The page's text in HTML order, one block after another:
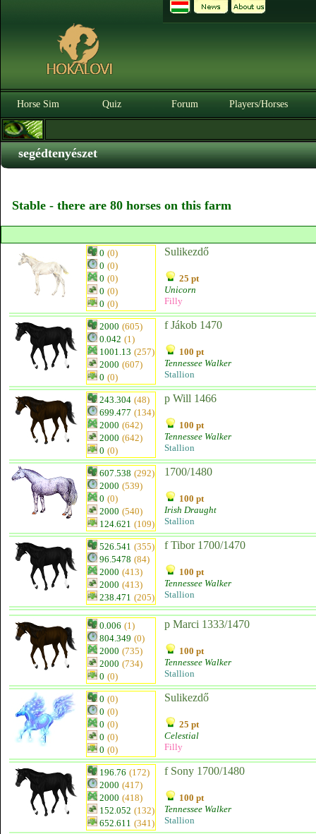
Horse Sim Quiz Forum Players/Horses
segédtenyészet
Stable - there are 80 horses on this farm
0 (0)
0 (0)
0 (0)
0 (0)
0 (0)
Sulikezdő
25 pt
Unicorn
Filly
2000 (605)
0.042 (1)
1001.13 (257)
2000 (607)
0 (0)
f Jákob 1470
100 pt
Tennessee Walker
Stallion
243.304 (48)
699.477 (134)
2000 (642)
2000 (642)
0 (0)
p Will 1466
100 pt
Tennessee Walker
Stallion
607.538 (292)
2000 (539)
0 (0)
2000 (540)
124.621 (109)
1700/1480
100 pt
Irish Draught
Stallion
526.541 (355)
96.5478 (84)
2000 (413)
2000 (413)
238.471 (205)
f Tibor 1700/1470
100 pt
Tennessee Walker
Stallion
0.006 (1)
804.349 (0)
2000 (735)
2000 (734)
0 (0)
p Marci 1333/1470
100 pt
Tennessee Walker
Stallion
0 (0)
0 (0)
0 (0)
0 (0)
0 (0)
Sulikezdő
25 pt
Celestial
Filly
196.76 (172)
2000 (417)
2000 (418)
152.052 (132)
652.611 (341)
f Sony 1700/1480
100 pt
Tennessee Walker
Stallion